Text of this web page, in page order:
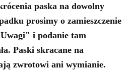
paska na dowolny
prosimy o zamieszczenie
i podanie tam
Paski skracane na
zwrotowi ani wymianie.